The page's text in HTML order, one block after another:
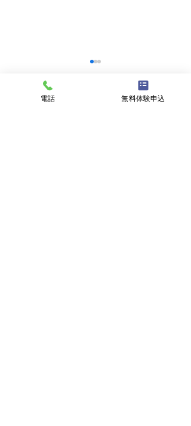
電話 無料体験申込